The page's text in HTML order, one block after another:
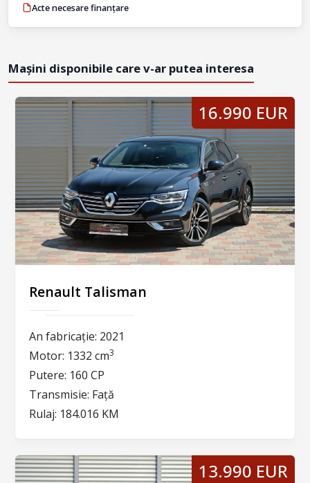
Acte necesare finanțare
Mașini disponibile care v-ar putea interesa
16.990 EUR
Renault Talisman
An fabricație: 2021
Motor: 1332 cm3
Putere: 160 CP
Transmisie: Față
Rulaj: 184.016 KM
13.990 EUR